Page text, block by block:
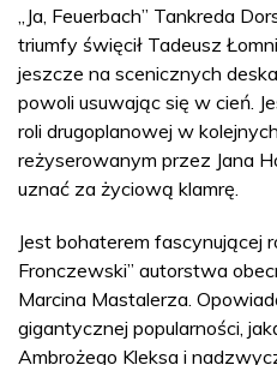
„Ja, Feuerbach” Tankreda
triumfy święcił Tadeusz
jeszcze na scenicznych
powoli usuwając się w cień.
roli drugoplanowej w
reżyserowanym przez Jana
uznać za życiową klamrę.
Jest bohaterem fascynującej
Fronczewski” autorstwa
Marcina Mastalerza.
gigantycznej popularności,
Ambrożego Kleksa i